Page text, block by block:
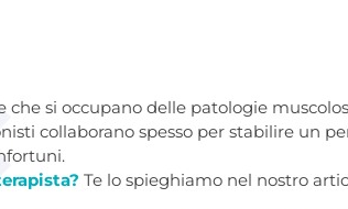
che si occupano delle patologie
collaborano spesso per stabilire un
Te lo spieghiamo nel nostro